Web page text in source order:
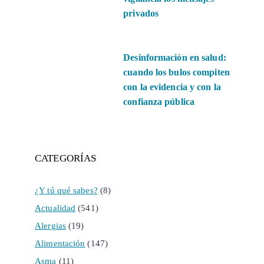
privados
Desinformación en salud:
cuando los bulos compiten
con la evidencia y con la
confianza pública
CATEGORÍAS
¿Y tú qué sabes? (8)
Actualidad (541)
Alergias(19)
Alimentación (147)
Asma (11)